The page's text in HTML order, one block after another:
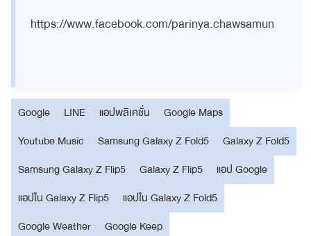
https://www.facebook.com/parinya.chawsamun
Google LINE แอปพลิเคชั่น
Google Maps
Youtube Music
Samsung Galaxy Z Fold5
Galaxy Z Fold5
Samsung Galaxy Z Flip5
Galaxy Z Flip5
แอป Google
แอปใน Galaxy Z Flip5
แอปใน Galaxy Z Fold5
Google Weather
Google Keep